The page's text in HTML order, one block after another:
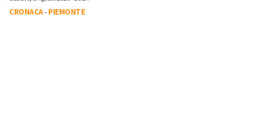
CRONACA-PIEMONTE